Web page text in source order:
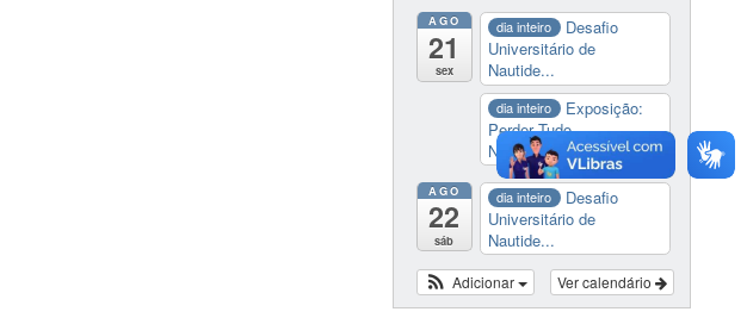
AGO
21
sex
dia inteiro
Desafio
Universitário de
Nautide...
dia inteiro
Exposição:
Perder Tudo.
Novament...
AGO
22
sáb
dia inteiro
Desafio
Universitário de
Nautide...
Ver calendário
Adicionar